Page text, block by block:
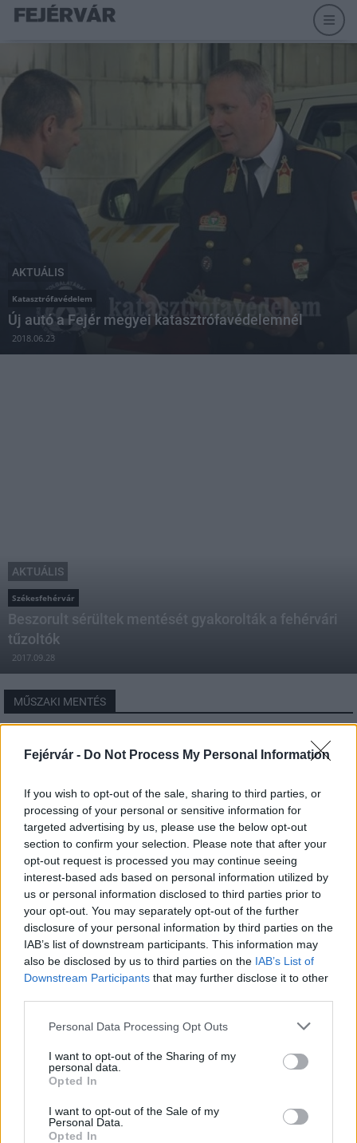
Fejérvár - Do Not Process My Personal Information
If you wish to opt-out of the sale, sharing to third parties, or
processing of your personal or sensitive information for
targeted advertising by us, please use the below opt-out
section to confirm your selection. Please note that after your
opt-out request is processed you may continue seeing
interest-based ads based on personal information utilized by
us or personal information disclosed to third parties prior to
your opt-out. You may separately opt-out of the further
disclosure of your personal information by third parties on the
IAB’s list of downstream participants. This information may
also be disclosed by us to third parties on the IAB’s List of
Downstream Participants that may further disclose it to other
Please note that this website/app uses one or more Google
not limited to your visit or usage behaviour. You may click to
grant or deny consent to Google and its third-party tags to
use your data for below specified purposes in below Google
consent section.
Personal Data Processing Opt Outs
I want to opt-out of the Sharing of my
personal data.
Opted In
I want to opt-out of the Sale of my
Personal Data.
Opted In
AKTUÁLIS
Katasztrófavédelem
Új autó a Fejér megyei katasztrófavédelemnél
2018.06.23
AKTUÁLIS
Székesfehérvár
Beszorult sérültek mentését gyakorolták a fehérvári
tűzoltók
2017.09.28
MŰSZAKI MENTÉS
Név
E-mail cím
Feliratkozom a hírlevélre és elfogadom azadatvédelmi
szabályzatot!
FELIRATKOZÁS
termeléssel tehermentesíti a
villamosenergia-rendszert a STRABAG